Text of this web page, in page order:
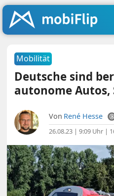
Mobilität
Deutsche sind
autonome Autos,
Von René Hesse
26.08.23 | 9:09 Uhr |